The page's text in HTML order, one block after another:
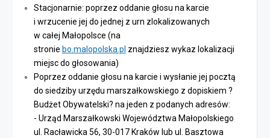
Stacjonarnie: poprzez oddanie głosu na karcie
i wrzucenie jej do jednej z urn zlokalizowanych
w całej Małopolsce (na
stronie bo.malopolska.pl znajdziesz wykaz lokalizacji
miejsc do głosowania)
Poprzez oddanie głosu na karcie i wysłanie jej pocztą
do siedziby urzędu marszałkowskiego z dopiskiem ?
Budżet Obywatelski? na jeden z podanych adresów:
- Urząd Marszałkowski Województwa Małopolskiego
ul. Racławicka 56, 30-017 Kraków lub ul. Basztowa